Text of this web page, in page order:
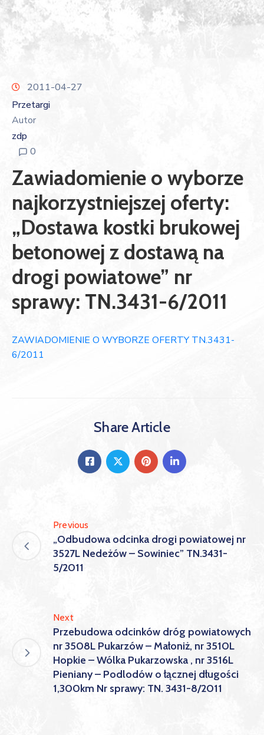
2011-04-27
Przetargi
Autor
zdp
0
Zawiadomienie o wyborze
najkorzystniejszej oferty:
„Dostawa kostki brukowej
betonowej z dostawą na
drogi powiatowe” nr
sprawy: TN.3431-6/2011
ZAWIADOMIENIE O WYBORZE OFERTY TN.3431-
6/2011
Share Article
Previous
„Odbudowa odcinka drogi powiatowej nr
3527L Nedeżów – Sowiniec” TN.3431-
5/2011
Next
Przebudowa odcinków dróg powiatowych
nr 3508L Pukarzów – Małoniż, nr 3510L
Hopkie – Wólka Pukarzowska , nr 3516L
Pieniany – Podlodów o łącznej długości
1,300km Nr sprawy: TN. 3431-8/2011